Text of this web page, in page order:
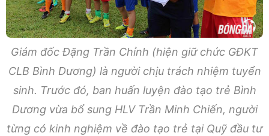
Giám đốc Đặng Trần Chỉnh (hiện giữ chức GĐKT
CLB Bình Dương) là người chịu trách nhiệm tuyển
sinh. Trước đó, ban huấn luyện đào tạo trẻ Bình
Dương vừa bổ sung HLV Trần Minh Chiến, người
từng có kinh nghiệm về đào tạo trẻ tại Quỹ đầu tư